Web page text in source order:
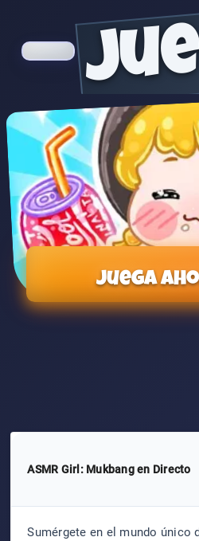
Juega
ASMR Girl: Mukbang en Directo
Sumérgete en el mundo único